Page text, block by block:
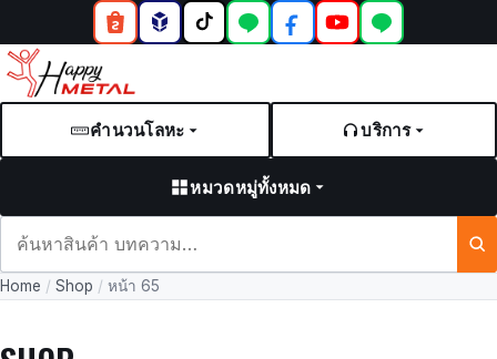
คำนวนโลหะ บริการ
หมวดหมู่ทั้งหมด
และ
Home / Shop / หน้า 65